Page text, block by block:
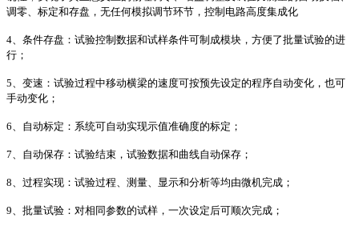
调零、标定和存盘，无任何模拟调节环节，控制电路高度集成化
4、条件存盘：试验控制数据和试样条件可制成模块，方便了批量试验的进
行；
5、变速：试验过程中移动横梁的速度可按预先设定的程序自动变化，也可
手动变化；
6、自动标定：系统可自动实现示值准确度的标定；
7、自动保存：试验结束，试验数据和曲线自动保存；
8、过程实现：试验过程、测量、显示和分析等均由微机完成；
9、批量试验：对相同参数的试样，一次设定后可顺次完成；